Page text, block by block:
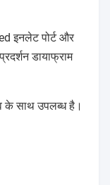
इनलेट पोर्ट और
डायाफ्राम
के साथ उपलब्ध है।